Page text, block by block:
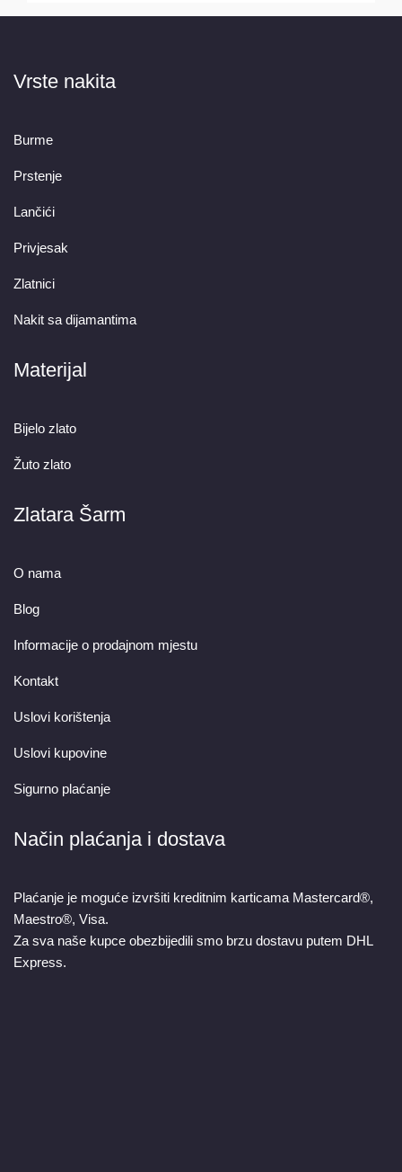
Vrste nakita
Burme
Prstenje
Lančići
Privjesak
Zlatnici
Nakit sa dijamantima
Materijal
Bijelo zlato
Žuto zlato
Zlatara Šarm
O nama
Blog
Informacije o prodajnom mjestu
Kontakt
Uslovi korištenja
Uslovi kupovine
Sigurno plaćanje
Način plaćanja i dostava
Plaćanje je moguće izvršiti kreditnim karticama Mastercard®,
Maestro®, Visa.
Za sva naše kupce obezbijedili smo brzu dostavu putem DHL
Express.